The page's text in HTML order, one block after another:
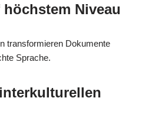
Niveau
transformieren Dokumente
Sprache.